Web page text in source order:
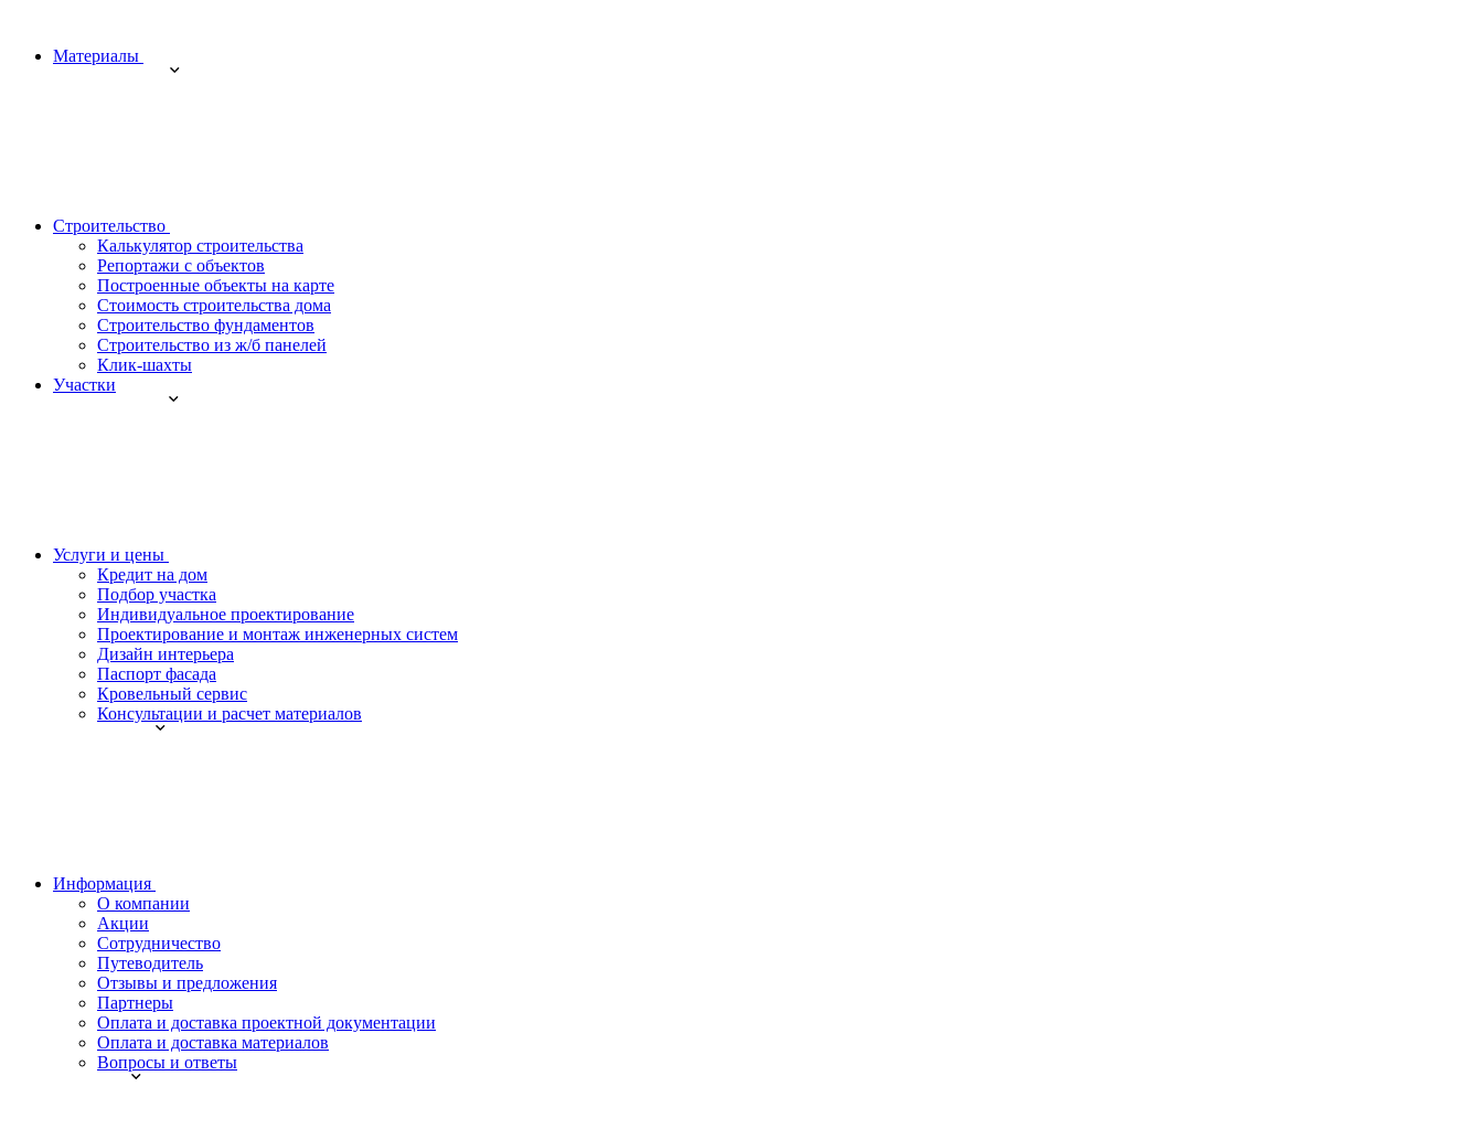
Материалы
Строительство
Калькулятор строительства
Репортажи с объектов
Построенные объекты на карте
Стоимость строительства дома
Строительство фундаментов
Строительство из ж/б панелей
Клик-шахты
Участки
Услуги и цены
Кредит на дом
Подбор участка
Индивидуальное проектирование
Проектирование и монтаж инженерных систем
Дизайн интерьера
Паспорт фасада
Кровельный сервис
Консультации и расчет материалов
Информация
О компании
Акции
Сотрудничество
Путеводитель
Отзывы и предложения
Партнеры
Оплата и доставка проектной документации
Оплата и доставка материалов
Вопросы и ответы